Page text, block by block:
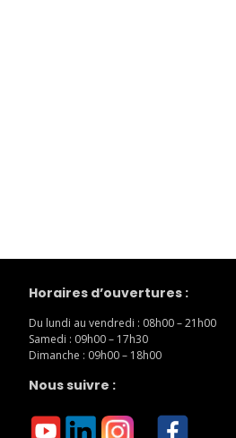
Horaires d’ouvertures :
Du lundi au vendredi : 08h00 – 21h00
Samedi : 09h00 – 17h30
Dimanche : 09h00 – 18h00
Nous suivre :